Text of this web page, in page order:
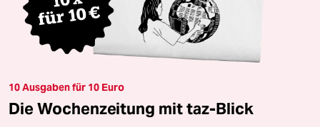
10 Ausgaben für 10 Euro
Die Wochenzeitung mit taz-Blick